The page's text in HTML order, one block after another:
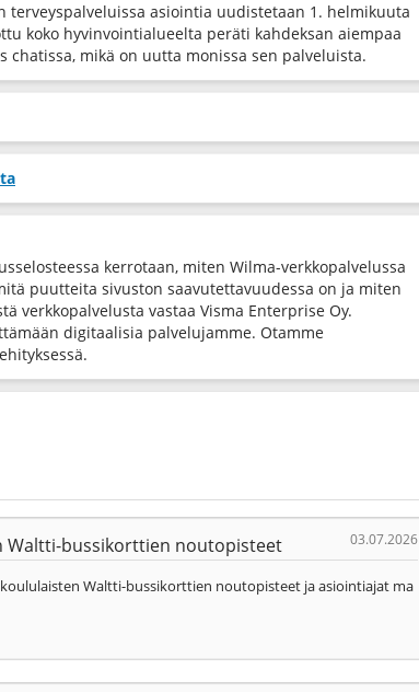
asiointia uudistetaan 1. helmikuuta
koko hyvinvointialueelta peräti kahdeksan aiempaa
chatissa, mikä on uutta monissa sen palveluista.
kerrotaan, miten Wilma-verkkopalvelussa
puutteita sivuston saavutettavuudessa on ja miten
verkkopalvelusta vastaa Visma Enterprise Oy.
digitaalisia palvelujamme. Otamme
Waltti-bussikorttien noutopisteet 03.07.2026
Waltti-bussikorttien noutopisteet ja asiointiajat ma